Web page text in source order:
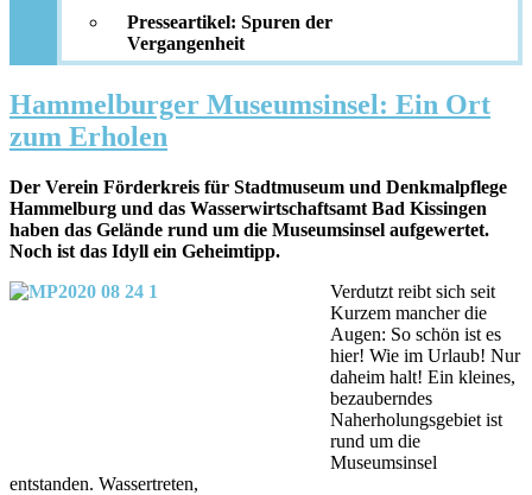
Presseartikel: Spuren der
Vergangenheit
Hammelburger Museumsinsel: Ein Ort
zum Erholen
Der Verein Förderkreis für Stadtmuseum und Denkmalpflege
Hammelburg und das Wasserwirtschaftsamt Bad Kissingen
haben das Gelände rund um die Museumsinsel aufgewertet.
Noch ist das Idyll ein Geheimtipp.
Verdutzt reibt sich seit
Kurzem mancher die
Augen: So schön ist es
hier! Wie im Urlaub! Nur
daheim halt! Ein kleines,
bezauberndes
Naherholungsgebiet ist
rund um die
Museumsinsel
entstanden. Wassertreten,